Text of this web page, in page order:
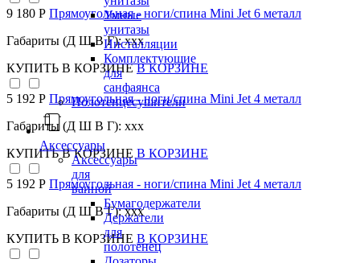
Умные
унитазы
Инсталляции
Комплектующие
для
санфаянса
Полотенцесушители
Аксессуары
Аксессуары
для
ванной
Бумагодержатели
Держатели
для
полотенец
9 180 Р Прямоугольная - ноги/спина Mini Jet 6 металл
Габариты (Д Ш В Г): xxx
КУПИТЬ В КОРЗИНЕ В КОРЗИНЕ
5 192 Р Прямоугольная - ноги/спина Mini Jet 4 металл
Габариты (Д Ш В Г): xxx
КУПИТЬ В КОРЗИНЕ В КОРЗИНЕ
5 192 Р Прямоугольная - ноги/спина Mini Jet 4 металл
Габариты (Д Ш В Г): xxx
КУПИТЬ В КОРЗИНЕ В КОРЗИНЕ